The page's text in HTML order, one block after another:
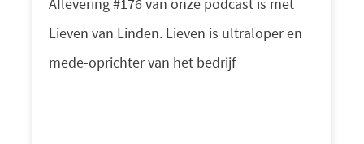
Lieven van Linden. Lieven is ultraloper en
mede-oprichter van het bedrijf